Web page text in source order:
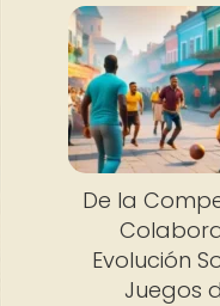
De la
Evolución
Juegos